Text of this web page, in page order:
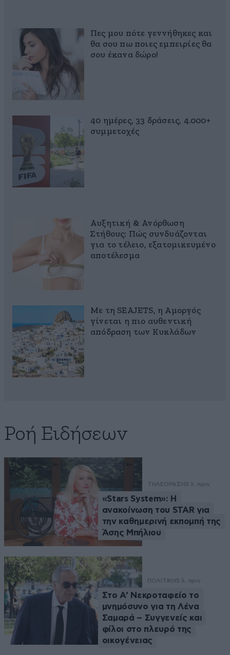
Πες μου πότε γεννήθηκες και
θα σου πω ποιες εμπειρίες θα
σου έκανα δώρο!
40 ημέρες, 33 δράσεις, 4.000+
συμμετοχές
Αυξητική & Ανόρθωση
Στήθους: Πώς συνδυάζονται
για το τέλειο, εξατομικευμένο
αποτέλεσμα
Με τη SEAJETS, η Αμοργός
γίνεται η πιο αυθεντική
απόδραση των Κυκλάδων
Ροή Ειδήσεων
ΤΗΛΕΟΡΑΣΗ3 λ. πριν
«Stars System»: Η
ανακοίνωση του STAR για
την καθημερινή εκπομπή της
Άσης Μπήλιου
ΠΟΛΙΤΙΚΗ5 λ. πριν
Στο Α’ Νεκροταφείο το
μνημόσυνο για τη Λένα
Σαμαρά – Συγγενείς και
φίλοι στο πλευρό της
οικογένειας